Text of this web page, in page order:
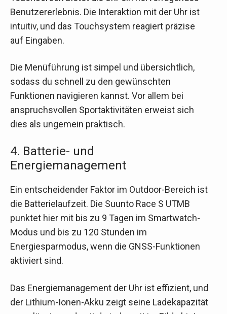
Benutzererlebnis. Die Interaktion mit der Uhr ist
intuitiv, und das Touchsystem reagiert präzise
auf Eingaben.
Die Menüführung ist simpel und übersichtlich,
sodass du schnell zu den gewünschten
Funktionen navigieren kannst. Vor allem bei
anspruchsvollen Sportaktivitäten erweist sich
dies als ungemein praktisch.
4. Batterie- und
Energiemanagement
Ein entscheidender Faktor im Outdoor-Bereich ist
die Batterielaufzeit. Die Suunto Race S UTMB
punktet hier mit bis zu 9 Tagen im Smartwatch-
Modus und bis zu 120 Stunden im
Energiesparmodus, wenn die GNSS-Funktionen
aktiviert sind.
Das Energiemanagement der Uhr ist effizient, und
der Lithium-Ionen-Akku zeigt seine Ladekapazität